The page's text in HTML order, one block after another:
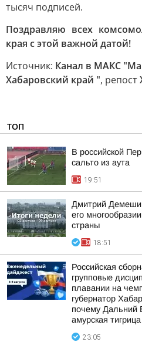
тысяч подписей.
Поздравляю всех
края с этой важной датой!
Источник: Канал в МАКС
Хабаровский край ", репост
ТОП
В российской
сальто из аута
19:51
Дмитрий
его
страны
18:51
Российская
групповые
плавании на
губернатор
почему Дальний
амурская
23:05